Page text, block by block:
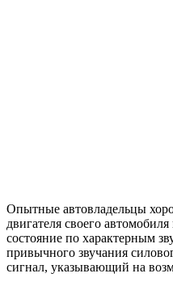
Опытные автовладельцы
двигателя своего
состояние по характерным
привычного звучания
сигнал, указывающий на